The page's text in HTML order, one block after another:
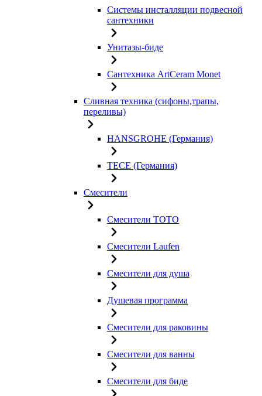
Системы инсталляции подвесной
сантехники
Унитазы-биде
Сантехника ArtCeram Monet
Сливная техника (сифоны,трапы,
переливы)
HANSGROHE (Германия)
TECE (Германия)
Смесители
Смесители TOTO
Смесители Laufen
Смесители для душа
Душевая программа
Смесители для раковины
Смесители для ванны
Смесители для биде